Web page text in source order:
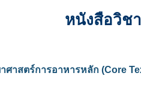
หนังสือวิช
ศาสตร์การอาหารหลัก (Core